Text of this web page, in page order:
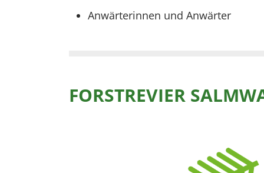
Anwärterinnen und Anwärter
FORSTREVIER